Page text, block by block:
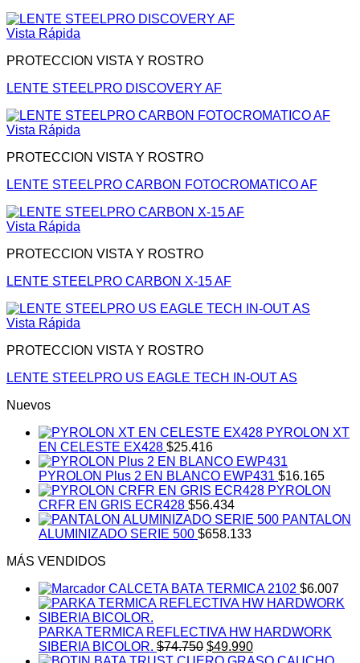
Vista Rápida
PROTECCION VISTA Y ROSTRO
LENTE STEELPRO DISCOVERY AF
Vista Rápida
PROTECCION VISTA Y ROSTRO
LENTE STEELPRO CARBON FOTOCROMATICO AF
Vista Rápida
PROTECCION VISTA Y ROSTRO
LENTE STEELPRO CARBON X-15 AF
Vista Rápida
PROTECCION VISTA Y ROSTRO
LENTE STEELPRO US EAGLE TECH IN-OUT AS
Nuevos
PYROLON XT
EN CELESTE EX428 $25.416
PYROLON Plus 2 EN BLANCO EWP431 $16.165
PYROLON
CRFR EN GRIS ECR428 $56.434
PANTALON
ALUMINIZADO SERIE 500 $658.133
MÁS VENDIDOS
CALCETA BATA TERMICA 2102 $6.007
PARKA TERMICA REFLECTIVA HW HARDWORK
SIBERIA BICOLOR. $74.750 El
$49.990El